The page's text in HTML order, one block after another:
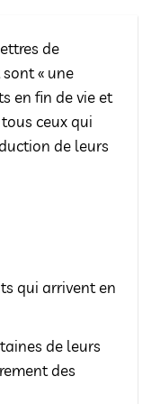
de
« une
en fin de vie et
ceux qui
de leurs
qui arrivent en
de leurs
des